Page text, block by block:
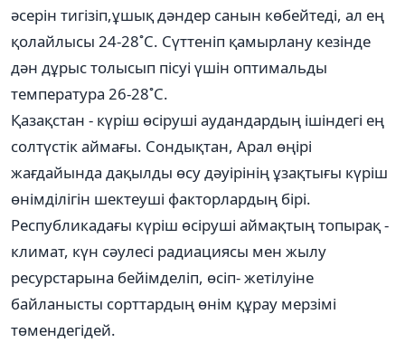
әсерін тигізіп,ұшық дәндер санын көбейтеді, ал ең
қолайлысы 24-28˚С. Сүттеніп қамырлану кезінде
дән дұрыс толысып пісуі үшін оптимальды
температура 26-28˚С.
Қазақстан - күріш өсіруші аудандардың ішіндегі ең
солтүстік аймағы. Сондықтан, Арал өңірі
жағдайында дақылды өсу дәуірінің ұзақтығы күріш
өнімділігін шектеуші факторлардың бірі.
Республикадағы күріш өсіруші аймақтың топырақ -
климат, күн сәулесі радиациясы мен жылу
ресурстарына бейімделіп, өсіп- жетілуіне
байланысты сорттардың өнім құрау мерзімі
төмендегідей.